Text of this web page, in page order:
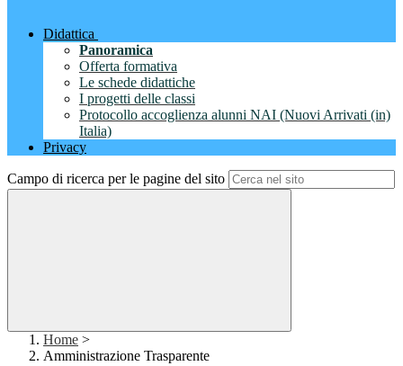
Didattica
Panoramica
Offerta formativa
Le schede didattiche
I progetti delle classi
Protocollo accoglienza alunni NAI (Nuovi Arrivati (in)
Italia)
Privacy
Campo di ricerca per le pagine del sito
Home >
Amministrazione Trasparente